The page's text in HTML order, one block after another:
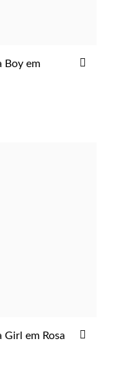
Boy em
Girl em Rosa